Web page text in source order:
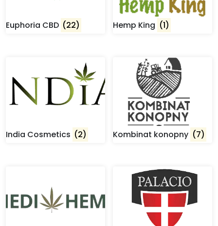
Euphoria CBD (22) Hemp King (1)
India Cosmetics (2) Kombinat konopny (7)